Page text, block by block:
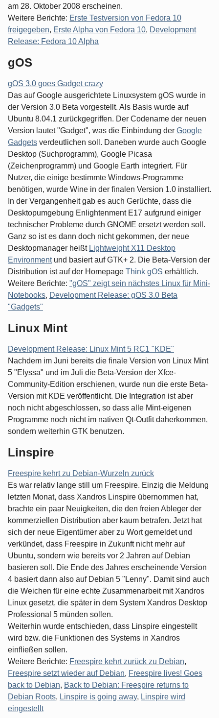
am 28. Oktober 2008 erscheinen.
Weitere Berichte: Erste Testversion von Fedora 10
freigegeben, Erste Alpha von Fedora 10, Development
Release: Fedora 10 Alpha
gOS
gOS 3.0 goes Gadget crazy
Das auf Google ausgerichtete Linuxsystem gOS wurde in
der Version 3.0 Beta vorgestellt. Als Basis wurde auf
Ubuntu 8.04.1 zurückgegriffen. Der Codename der neuen
Version lautet "Gadget", was die Einbindung der Google
Gadgets verdeutlichen soll. Daneben wurde auch Google
Desktop (Suchprogramm), Google Picasa
(Zeichenprogramm) und Google Earth integriert. Für
Nutzer, die einige bestimmte Windows-Programme
benötigen, wurde Wine in der finalen Version 1.0 installiert.
In der Vergangenheit gab es auch Gerüchte, dass die
Desktopumgebung Enlightenment E17 aufgrund einiger
technischer Probleme durch GNOME ersetzt werden soll.
Ganz so ist es dann doch nicht gekommen, der neue
Desktopmanager heißt Lightweight X11 Desktop
Environmentund basiert auf GTK+ 2. Die Beta-Version der
Distribution ist auf der Homepage Think gOS erhältlich.
Weitere Berichte: "gOS" zeigt sein nächstes Linux für Mini-
Notebooks, Development Release: gOS 3.0 Beta
"Gadgets"
Linux Mint
Development Release: Linux Mint 5 RC1 "KDE"
Nachdem im Juni bereits die finale Version von Linux Mint
5 "Elyssa" und im Juli die Beta-Version der Xfce-
Community-Edition erschienen, wurde nun die erste Beta-
Version mit KDE veröffentlicht. Die Integration ist aber
noch nicht abgeschlossen, so dass alle Mint-eigenen
Programme noch nicht im nativen Qt-Outfit daherkommen,
sondern weiterhin GTK benutzen.
Linspire
Freespire kehrt zu Debian-Wurzeln zurück
Es war relativ lange still um Freespire. Einzig die Meldung
letzten Monat, dass Xandros Linspire übernommen hat,
brachte ein paar Neuigkeiten, die den freien Ableger der
kommerziellen Distribution aber kaum betrafen. Jetzt hat
sich der neue Eigentümer aber zu Wort gemeldet und
verkündet, dass Freespire in Zukunft nicht mehr auf
Ubuntu, sondern wie bereits vor 2 Jahren auf Debian
basieren soll. Die Ende des Jahres erscheinende Version
4 basiert dann also auf Debian 5 "Lenny". Damit sind auch
die Weichen für eine echte Zusammenarbeit mit Xandros
Linux gesetzt, die später in dem System Xandros Desktop
Professional 5 münden sollen.
Weiterhin wurde entschieden, dass Linspire eingestellt
wird bzw. die Funktionen des Systems in Xandros
einfließen sollen.
Weitere Berichte: Freespire kehrt zurück zu Debian,
Freespire setzt wieder auf Debian, Freespire lives! Goes
back to Debian, Back to Debian: Freespire returns to
Debian Roots, Linspire is going away, Linspire wird
eingestellt